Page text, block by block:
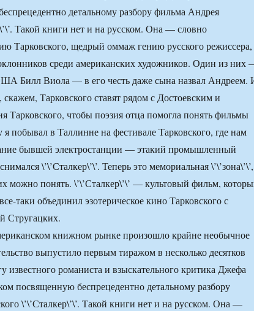
детальному разбору фильма Андрея
Такой книги нет и на русском. Она — словно
Тарковского, щедрый оммаж гению русского
среди американских художников. Один из них
Билл Виола — в его честь даже сына назвал Андреем.
Тарковского ставят рядом с Достоевским и
Тарковского, чтобы поэзия отца помогла понять фильмы
побывал в Таллинне на фестивале Тарковского, где нам
бывшей электростанции — этакий промышленный
\’\’Сталкер\’\’. Теперь это мемориальная \’\’зона\’\’,
можно понять. \’\’Сталкер\’\’ — культовый фильм,
таки объединил эзотерическое кино Тарковского с
Стругацких.
книжном рынке произошло крайне необычное
выпустило первым тиражом в несколько десятков
известного романиста и взыскательного критика Джефа
посвященную беспрецедентно детальному разбору
\’\’Сталкер\’\’. Такой книги нет и на русском. Она —